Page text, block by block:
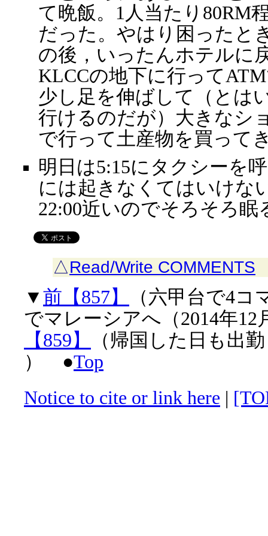
て晩飯。1人当たり80RM
だった。やはり困ったと
の後，いったんホテルに
KLCCの地下に行って
少し足を伸ばして（とは
行けるのだが）大きなシ
で行って土産物を買って
明日は5:15にタクシーを
には起きなくてはいけな
22:00近いのでそろそろ眠
△Read/Write COMMENTS
▼ 前【857】
（六甲台で4コ
でマレーシアへ（2014年
【859】
（帰国した日も出
） ●Top
Notice to cite or link here |